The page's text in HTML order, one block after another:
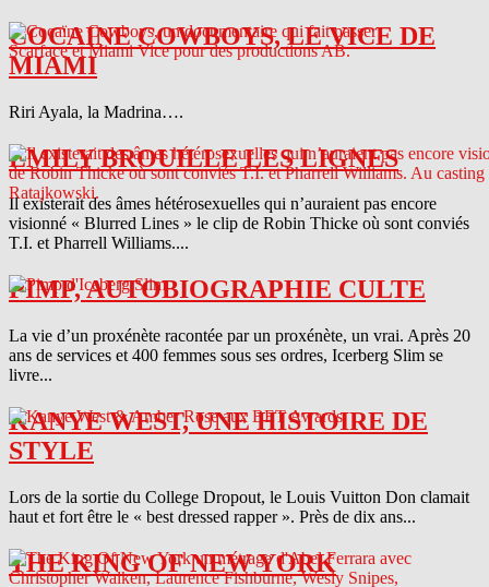
COCAINE COWBOYS, LE VICE DE
MIAMI
Riri Ayala, la Madrina….
EMILY BROUILLE LES LIGNES
Il existerait des âmes hétérosexuelles qui n’auraient pas encore
visionné « Blurred Lines » le clip de Robin Thicke où sont conviés
T.I. et Pharrell Williams....
PIMP, AUTOBIOGRAPHIE CULTE
La vie d’un proxénète racontée par un proxénète, un vrai. Après 20
ans de services et 400 femmes sous ses ordres, Icerberg Slim se
livre...
KANYE WEST, UNE HISTOIRE DE
STYLE
Lors de la sortie du College Dropout, le Louis Vuitton Don clamait
haut et fort être le « best dressed rapper ». Près de dix ans...
THE KING OF NEW YORK